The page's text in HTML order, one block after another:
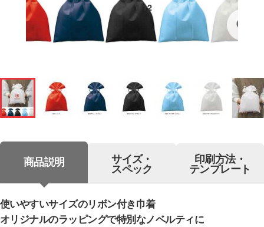
1 /12
商品説明 サイズ・
スペック
印刷方法・
テンプレート
使いやすいサイズのリボン付き巾着
オリジナルのラッピングで特別なノベルティに